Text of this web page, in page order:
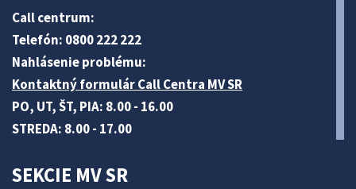
Call centrum:
Telefón: 0800 222 222
Nahlásenie problému:
Kontaktný formulár Call Centra MV SR
PO, UT, ŠT, PIA: 8.00 - 16.00
STREDA: 8.00 - 17.00
SEKCIE MV SR